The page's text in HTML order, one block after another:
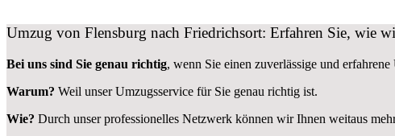
Umzug von Flensburg nach Friedrichsort: Erfahren Sie, wie
Bei uns sind Sie genau richtig, wenn Sie einen zuverlässige und
Warum? Weil unser Umzugsservice für Sie genau richtig ist.
Wie? Durch unser professionelles Netzwerk können wir Ihnen weitaus